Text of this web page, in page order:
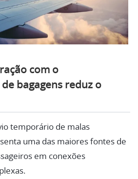
com o
bagagens reduz o
temporário de malas
uma das maiores fontes de
em conexões